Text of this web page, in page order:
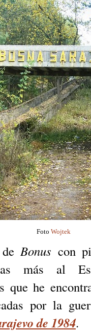
FotoWojtek
deBonus con
más al
que he
por la
de 1984.